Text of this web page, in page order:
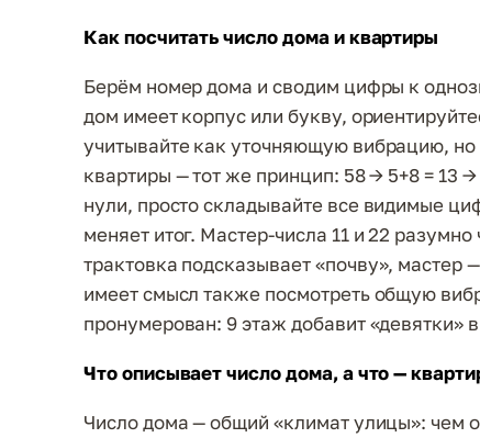
Как посчитать число дома и квартиры
Берём номер дома и сводим цифры к
дом имеет корпус или букву,
учитывайте как уточняющую вибрацию,
квартиры — тот же принцип: 58 → 5+8 = 13
нули, просто складывайте все видимые
меняет итог. Мастер-числа 11 и 22
трактовка подсказывает «почву», мастер
имеет смысл также посмотреть общую
пронумерован: 9 этаж добавит «девятки»
Что описывает число дома, а что —
Число дома — общий «климат улицы»: чем